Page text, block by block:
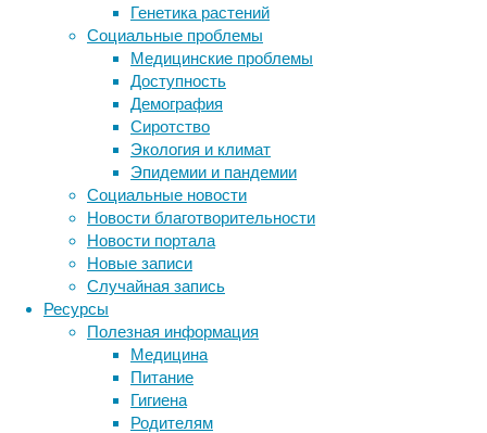
Генетика растений
Социальные проблемы
Медицинские проблемы
Доступность
Демография
Сиротство
Экология и климат
Эпидемии и пандемии
Социальные новости
Новости благотворительности
Новости портала
Новые записи
Случайная запись
Ресурсы
Полезная информация
Медицина
Питание
Гигиена
Родителям
более
узком
смысле
—
отношение
так
называемого
умственного
возраста
к
истинному
хронологическому
возрасту
данного
лица
(индивида).
Генетика
человека